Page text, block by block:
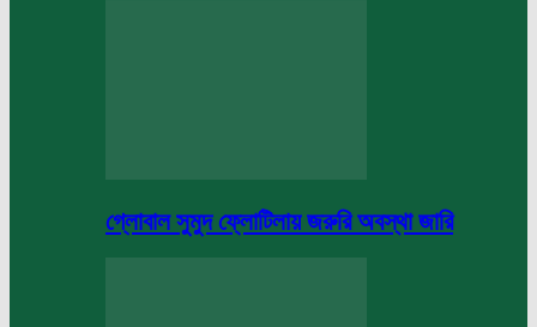
গ্লোবাল সুমুদ ফ্লোটিলায় জরুরি অবস্থা জারি